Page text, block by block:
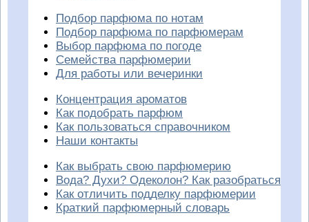
Подбор парфюма по нотам
Подбор парфюма по парфюмерам
Выбор парфюма по погоде
Семейства парфюмерии
Для работы или вечеринки
Концентрация ароматов
Как подобрать парфюм
Как пользоваться справочником
Наши контакты
Как выбрать свою парфюмерию
Вода? Духи? Одеколон? Как разобраться
Как отличить подделку парфюмерии
Краткий парфюмерный словарь